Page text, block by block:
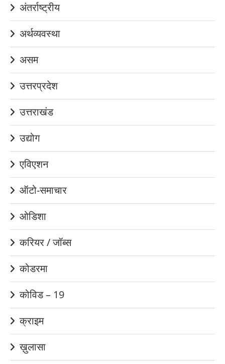
अंतर्राष्ट्रीय
अर्थव्यवस्था
असम
उत्तरप्रदेश
उत्तराखंड
उद्योग
एविएशन
ऑटो-समाचार
ओडिशा
करियर / जॉब्स
कोडरमा
कोविड – 19
क्राइम
ख़ुलासा